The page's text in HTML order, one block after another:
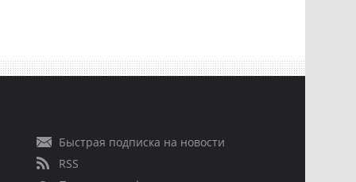
Быстрая подписка на новости
RSS